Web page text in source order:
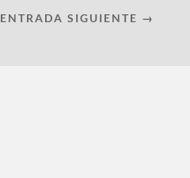
ENTRADA SIGUIENTE →